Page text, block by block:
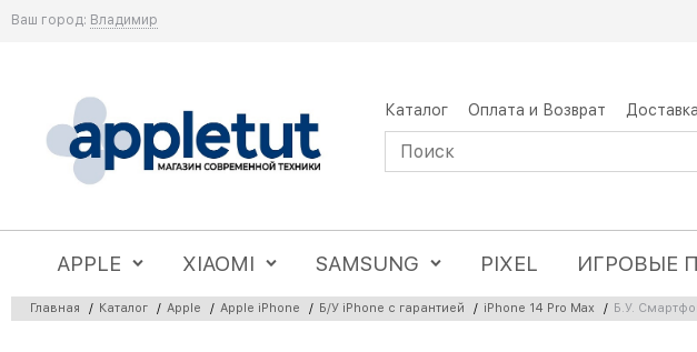
Ваш город: Владимир
Каталог Оплата и Возврат Доставка
APPLE XIAOMI SAMSUNG PIXEL ИГРОВЫЕ
Главная / Каталог / Apple / Apple iPhone / Б/У iPhone с гарантией / iPhone 14 Pro Max / Б.У.